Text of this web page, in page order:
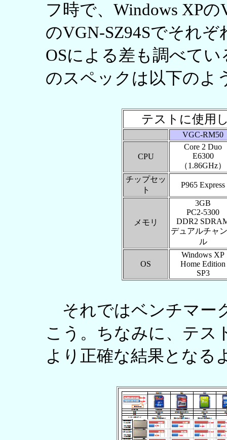
フ時で、Windows XPの
のVGN-SZ94Sでそれ
OSによる差も調べて
のスペックは以下のよ
テストに使用
VGC-RM50
CPU
Core 2 Duo
E6300
（1.86GHz）
チップセッ
ト
P965 Express
メモリ
3GB
PC2-5300
DDR2
デュアルチャ
ル
OS
Windows XP
Home Edition
SP3
それではベンチマー
こう。ちなみに、テス
より正確な結果となる